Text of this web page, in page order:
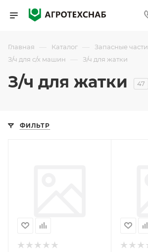
Главная — Каталог — Запасные части
З/ч для с/х машин — З/ч для жатки
З/ч для жатки 47
ФИЛЬТР